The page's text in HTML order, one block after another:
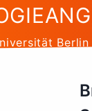
Berlin